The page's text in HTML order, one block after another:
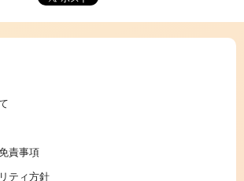
責事項
ティ方針